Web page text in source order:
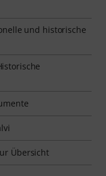
und historische
Übersicht